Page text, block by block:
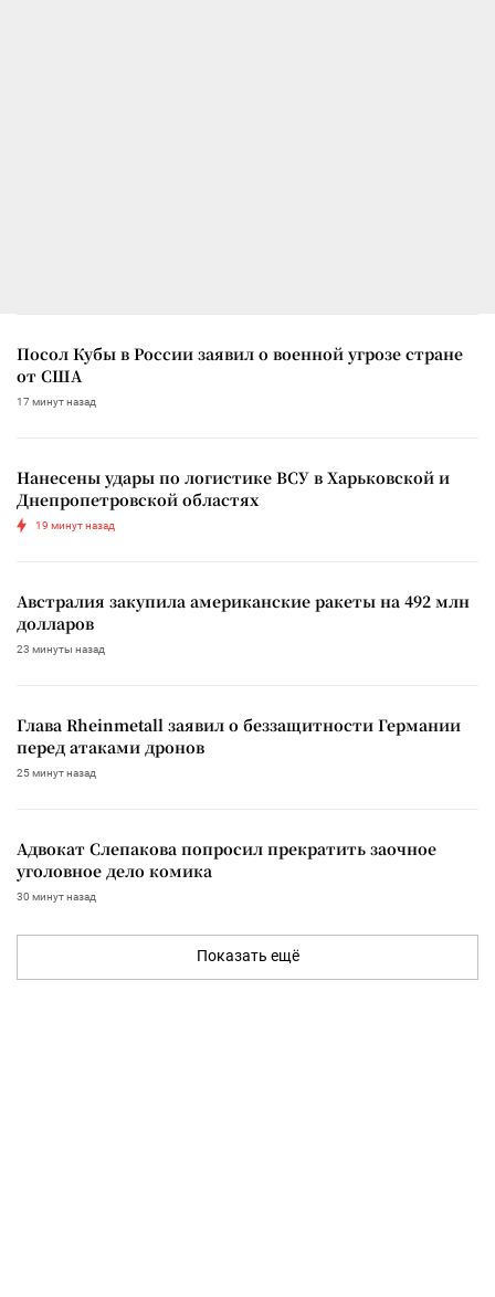
Посол Кубы в России заявил о военной угрозе стране
от США
17 минут назад
Нанесены удары по логистике ВСУ в Харьковской и
Днепропетровской областях
19 минут назад
Австралия закупила американские ракеты на 492 млн
долларов
23 минуты назад
Глава Rheinmetall заявил о беззащитности Германии
перед атаками дронов
25 минут назад
Адвокат Слепакова попросил прекратить заочное
уголовное дело комика
30 минут назад
Показать ещё